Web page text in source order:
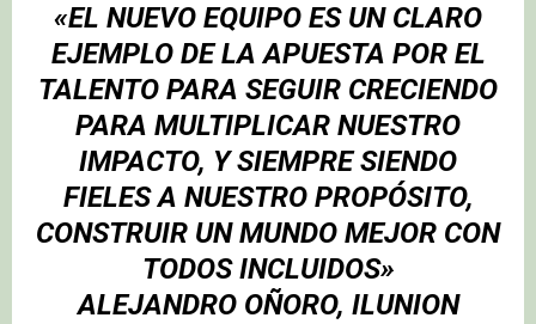
«EL NUEVO EQUIPO ES UN CLARO
EJEMPLO DE LA APUESTA POR EL
TALENTO PARA SEGUIR CRECIENDO
PARA MULTIPLICAR NUESTRO
IMPACTO, Y SIEMPRE SIENDO
FIELES A NUESTRO PROPÓSITO,
CONSTRUIR UN MUNDO MEJOR CON
TODOS INCLUIDOS»
ALEJANDRO OÑORO, ILUNION